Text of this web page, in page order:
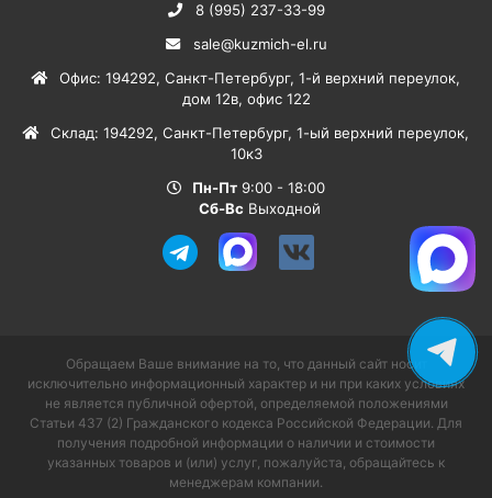
8 (995) 237-33-99
sale@kuzmich-el.ru
Офис: 194292, Санкт-Петербург, 1-й верхний переулок,
дом 12в, офис 122
Склад: 194292, Санкт-Петербург, 1-ый верхний переулок,
10к3
Пн-Пт 9:00 - 18:00
Сб-Вс Выходной
Обращаем Ваше внимание на то, что данный сайт носит
исключительно информационный характер и ни при каких условиях
не является публичной офертой, определяемой положениями
Статьи 437 (2) Гражданского кодекса Российской Федерации. Для
получения подробной информации о наличии и стоимости
указанных товаров и (или) услуг, пожалуйста, обращайтесь к
менеджерам компании.